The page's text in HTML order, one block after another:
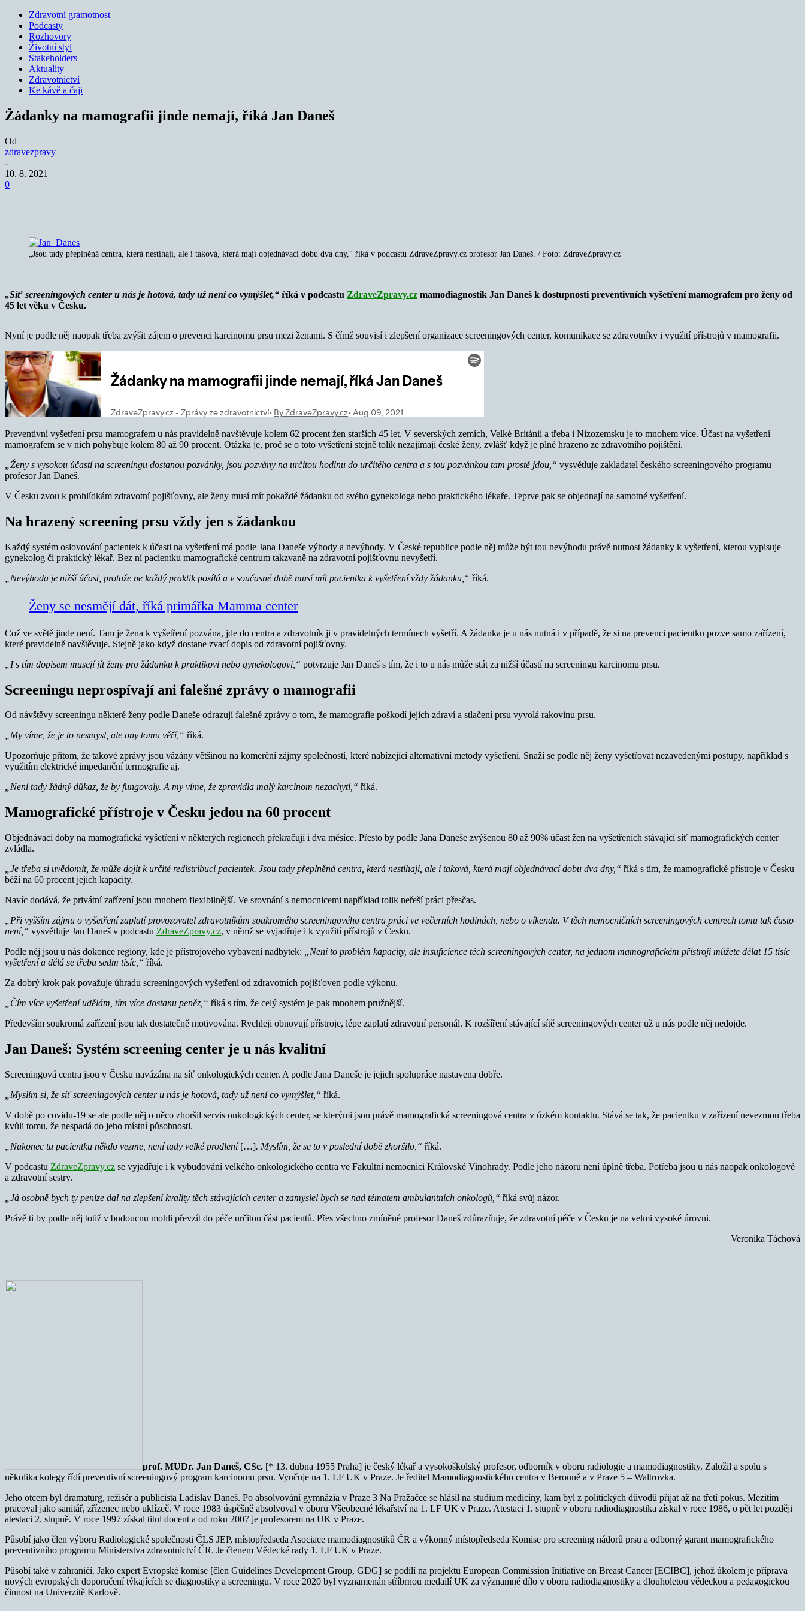
Zdravotní gramotnost
Podcasty
Rozhovory
Životní styl
Stakeholders
Aktuality
Zdravotnictví
Ke kávě a čaji
Žádanky na mamografii jinde nemají, říká Jan Daneš
Od
zdravezpravy
-
10. 8. 2021
0
„Jsou tady přeplněná centra, která nestíhají, ale i taková, která mají objednávací dobu dva dny,“ říká v podcastu ZdraveZpravy.cz profesor Jan Daneš. / Foto: ZdraveZpravy.cz
„Síť screeningových center u nás je hotová, tady už není co vymýšlet,“ říká v podcastu ZdraveZpravy.cz mamodiagnostik Jan Daneš k dostupnosti preventivních vyšetření mamografem pro ženy od
45 let věku v Česku.
Nyní je podle něj naopak třeba zvýšit zájem o prevenci karcinomu prsu mezi ženami. S čímž souvisí i zlepšení organizace screeningových center, komunikace se zdravotníky i využití přístrojů v mamografii.
Preventivní vyšetření prsu mamografem u nás pravidelně navštěvuje kolem 62 procent žen starších 45 let. V severských zemích, Velké Británii a třeba i Nizozemsku je to mnohem více. Účast na vyšetření
mamografem se v nich pohybuje kolem 80 až 90 procent. Otázka je, proč se o toto vyšetření stejně tolik nezajímají české ženy, zvlášť když je plně hrazeno ze zdravotního pojištění.
„Ženy s vysokou účastí na screeningu dostanou pozvánky, jsou pozvány na určitou hodinu do určitého centra a s tou pozvánkou tam prostě jdou,“ vysvětluje zakladatel českého screeningového programu
profesor Jan Daneš.
V Česku zvou k prohlídkám zdravotní pojišťovny, ale ženy musí mít pokaždé žádanku od svého gynekologa nebo praktického lékaře. Teprve pak se objednají na samotné vyšetření.
Na hrazený screening prsu vždy jen s žádankou
Každý systém oslovování pacientek k účasti na vyšetření má podle Jana Daneše výhody a nevýhody. V České republice podle něj může být tou nevýhodu právě nutnost žádanky k vyšetření, kterou vypisuje
gynekolog či praktický lékař. Bez ní pacientku mamografické centrum takzvaně na zdravotní pojišťovnu nevyšetří.
„Nevýhoda je nižší účast, protože ne každý praktik posílá a v současné době musí mít pacientka k vyšetření vždy žádanku,“ říká.
Ženy se nesmějí dát, říká primářka Mamma center
Což ve světě jinde není. Tam je žena k vyšetření pozvána, jde do centra a zdravotník ji v pravidelných termínech vyšetří. A žádanka je u nás nutná i v případě, že si na prevenci pacientku pozve samo zařízení,
které pravidelně navštěvuje. Stejně jako když dostane zvací dopis od zdravotní pojišťovny.
„I s tím dopisem musejí jít ženy pro žádanku k praktikovi nebo gynekologovi,“ potvrzuje Jan Daneš s tím, že i to u nás může stát za nižší účastí na screeningu karcinomu prsu.
Screeningu neprospívají ani falešné zprávy o mamografii
Od návštěvy screeningu některé ženy podle Daneše odrazují falešné zprávy o tom, že mamografie poškodí jejich zdraví a stlačení prsu vyvolá rakovinu prsu.
„My víme, že je to nesmysl, ale ony tomu věří,“ říká.
Upozorňuje přitom, že takové zprávy jsou vázány většinou na komerční zájmy společností, které nabízející alternativní metody vyšetření. Snaží se podle něj ženy vyšetřovat nezavedenými postupy, například s
využitím elektrické impedanční termografie aj.
„Není tady žádný důkaz, že by fungovaly. A my víme, že zpravidla malý karcinom nezachytí,“ říká.
Mamografické přístroje v Česku jedou na 60 procent
Objednávací doby na mamografická vyšetření v některých regionech překračují i dva měsíce. Přesto by podle Jana Daneše zvýšenou 80 až 90% účast žen na vyšetřeních stávající síť mamografických center
zvládla.
„Je třeba si uvědomit, že může dojít k určité redistribuci pacientek. Jsou tady přeplněná centra, která nestíhají, ale i taková, která mají objednávací dobu dva dny,“ říká s tím, že mamografické přístroje v Česku
běží na 60 procent jejich kapacity.
Navíc dodává, že privátní zařízení jsou mnohem flexibilnější. Ve srovnání s nemocnicemi například tolik neřeší práci přesčas.
„Při vyšším zájmu o vyšetření zaplatí provozovatel zdravotníkům soukromého screeningového centra práci ve večerních hodinách, nebo o víkendu. V těch nemocničních screeningových centrech tomu tak často
není,“ vysvětluje Jan Daneš v podcastu ZdraveZpravy.cz, v němž se vyjadřuje i k využití přístrojů v Česku.
Podle něj jsou u nás dokonce regiony, kde je přístrojového vybavení nadbytek:
„Není to problém kapacity, ale insuficience těch screeningových center, na jednom mamografickém přístroji můžete dělat 15 tisíc
vyšetření a dělá se třeba sedm tisíc,“ říká.
Za dobrý krok pak považuje úhradu screeningových vyšetření od zdravotních pojišťoven podle výkonu.
„Čím více vyšetření udělám, tím více dostanu peněz,“ říká s tím, že celý systém je pak mnohem pružnější.
Především soukromá zařízení jsou tak dostatečně motivována. Rychleji obnovují přístroje, lépe zaplatí zdravotní personál. K rozšíření stávající sítě screeningových center už u nás podle něj nedojde.
Jan Daneš: Systém screening center je u nás kvalitní
Screeningová centra jsou v Česku navázána na síť onkologických center. A podle Jana Daneše je jejich spolupráce nastavena dobře.
„Myslím si, že síť screeningových center u nás je hotová, tady už není co vymýšlet,“ říká.
V době po covidu-19 se ale podle něj o něco zhoršil servis onkologických center, se kterými jsou právě mamografická screeningová centra v úzkém kontaktu. Stává se tak, že pacientku v zařízení nevezmou třeba
kvůli tomu, že nespadá do jeho místní působnosti.
„Nakonec tu pacientku někdo vezme, není tady velké prodlení[…]. Myslím, že se to v poslední době zhoršilo,“ říká.
V podcastu ZdraveZpravy.cz se vyjadřuje i k vybudování velkého onkologického centra ve Fakultní nemocnici Královské Vinohrady. Podle jeho názoru není úplně třeba. Potřeba jsou u nás naopak onkologové
a zdravotní sestry.
„Já osobně bych ty peníze dal na zlepšení kvality těch stávajících center a zamyslel bych se nad tématem ambulantních onkologů,“ říká svůj názor.
Právě ti by podle něj totiž v budoucnu mohli převzít do péče určitou část pacientů. Přes všechno zmíněné profesor Daneš zdůrazňuje, že zdravotní péče v Česku je na velmi vysoké úrovni.
Veronika Táchová
—
prof. MUDr. Jan Daneš, CSc. [* 13. dubna 1955 Praha] je český lékař a vysokoškolský profesor, odborník v oboru radiologie a mamodiagnostiky. Založil a spolu s
několika kolegy řídí preventivní screeningový program karcinomu prsu. Vyučuje na 1. LF UK v Praze. Je ředitel Mamodiagnostického centra v Berouně a v Praze 5 – Waltrovka.
Jeho otcem byl dramaturg, režisér a publicista Ladislav Daneš. Po absolvování gymnázia v Praze 3 Na Pražačce se hlásil na studium medicíny, kam byl z politických důvodů přijat až na třetí pokus. Mezitím
pracoval jako sanitář, zřízenec nebo uklízeč. V roce 1983 úspěšně absolvoval v oboru Všeobecné lékařství na 1. LF UK v Praze. Atestaci 1. stupně v oboru radiodiagnostika získal v roce 1986, o pět let později
atestaci 2. stupně. V roce 1997 získal titul docent a od roku 2007 je profesorem na UK v Praze.
Působí jako člen výboru Radiologické společnosti ČLS JEP, místopředseda Asociace mamodiagnostiků ČR a výkonný místopředseda Komise pro screening nádorů prsu a odborný garant mamografického
preventivního programu Ministerstva zdravotnictví ČR. Je členem Vědecké rady 1. LF UK v Praze.
Působí také v zahraničí. Jako expert Evropské komise [člen Guidelines Development Group, GDG] se podílí na projektu European Commission Initiative on Breast Cancer [ECIBC], jehož úkolem je příprava
nových evropských doporučení týkajících se diagnostiky a screeningu. V roce 2020 byl vyznamenán stříbrnou medailí UK za významné dílo v oboru radiodiagnostiky a dlouholetou vědeckou a pedagogickou
činnost na Univerzitě Karlově.